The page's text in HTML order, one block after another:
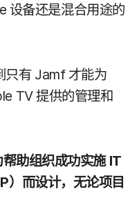
设备​还是​混合​用​途​的​
只​有Jamf 才​能​为
TV提供​的​管理​和​
助​组织​成功​实施IT
）​而​设计，​无论​项目​